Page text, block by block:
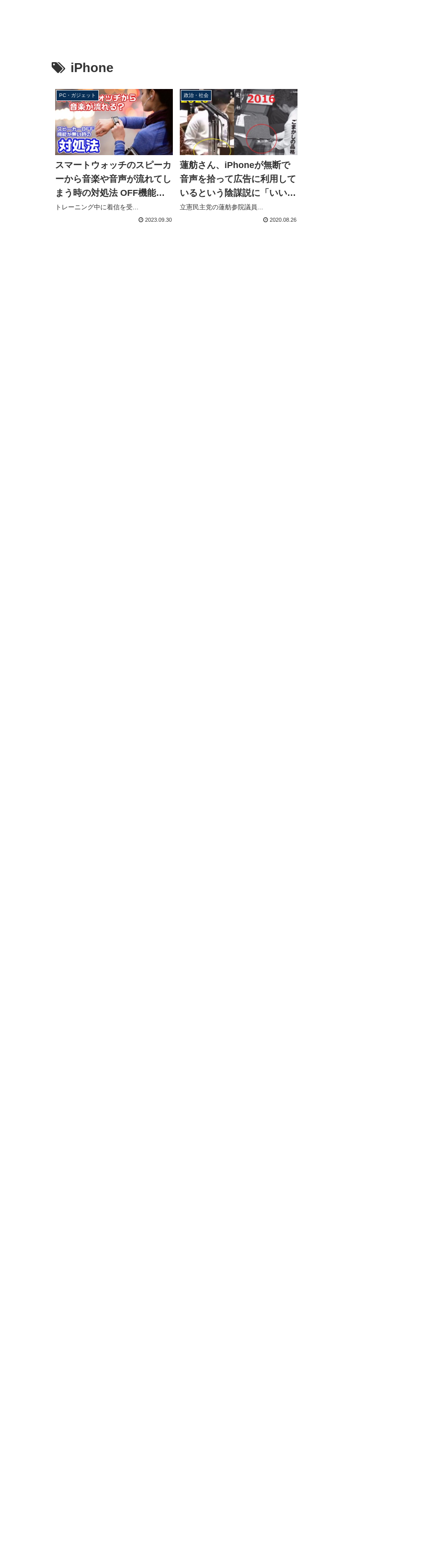
iPhone
PC・ガジェット
スマートウォッチのスピーカ
ーから音楽や音声が流れてし
まう時の対処法 OFF機能が
無くてもiPhone設定で大丈
トレーニング中に着信を受...
2023.09.30
政治・社会
蓮舫さん、iPhoneが無断で
音声を拾って広告に利用して
いるという陰謀説に「いい
ね」を押してしまう
立憲民主党の蓮舫参院議員...
2020.08.26